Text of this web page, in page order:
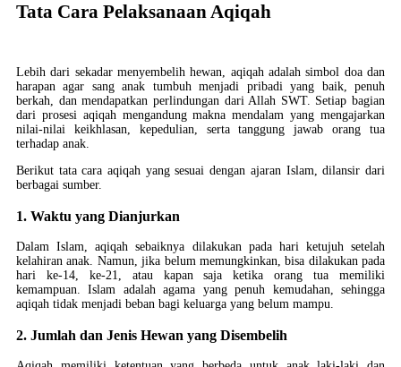
Tata Cara Pelaksanaan Aqiqah
Lebih dari sekadar menyembelih hewan, aqiqah adalah simbol doa dan
harapan agar sang anak tumbuh menjadi pribadi yang baik, penuh
berkah, dan mendapatkan perlindungan dari Allah SWT. Setiap bagian
dari prosesi aqiqah mengandung makna mendalam yang mengajarkan
nilai-nilai keikhlasan, kepedulian, serta tanggung jawab orang tua
terhadap anak.
Berikut tata cara aqiqah yang sesuai dengan ajaran Islam, dilansir dari
berbagai sumber.
1. Waktu yang Dianjurkan
Dalam Islam, aqiqah sebaiknya dilakukan pada hari ketujuh setelah
kelahiran anak. Namun, jika belum memungkinkan, bisa dilakukan pada
hari ke-14, ke-21, atau kapan saja ketika orang tua memiliki
kemampuan. Islam adalah agama yang penuh kemudahan, sehingga
aqiqah tidak menjadi beban bagi keluarga yang belum mampu.
2. Jumlah dan Jenis Hewan yang Disembelih